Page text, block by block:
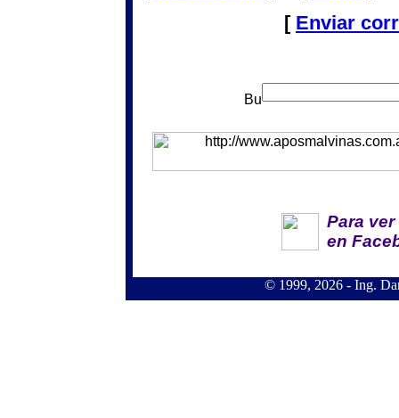
[ Enviar
Para
en
© 1999, 2026 - Ing.